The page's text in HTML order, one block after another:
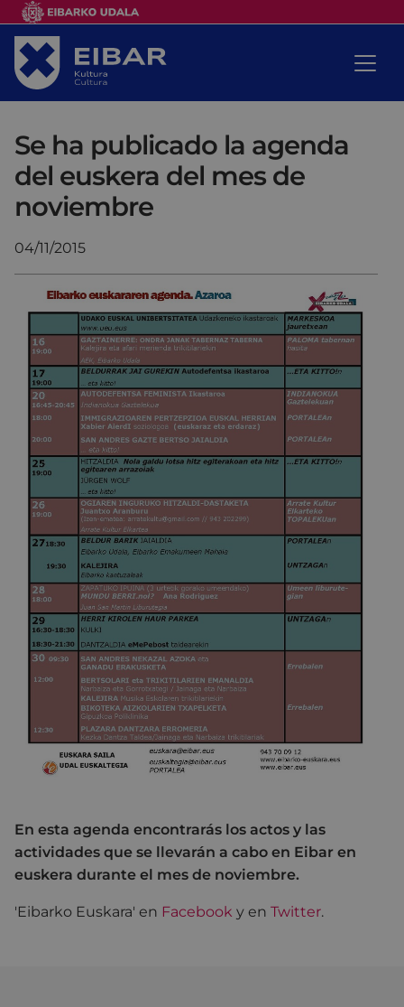
Se ha publicado la agenda
del euskera del mes de
noviembre
04/11/2015
En esta agenda encontrarás los actos y las
actividades que se llevarán a cabo en Eibar en
euskera durante el mes de noviembre.
'Eibarko Euskara' en Facebook y en Twitter.